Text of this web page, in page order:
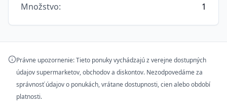
Množstvo: 1
Právne upozornenie: Tieto ponuky vychádzajú z verejne dostupných
údajov supermarketov, obchodov a diskontov. Nezodpovedáme za
správnosť údajov o ponukách, vrátane dostupnosti, cien alebo období
platnosti.